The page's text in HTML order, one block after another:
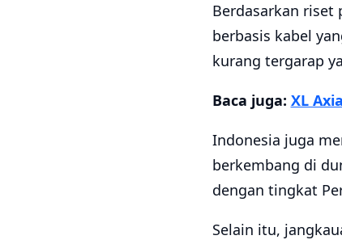
Berdasarkan riset
berbasis kabel
kurang tergarap
Baca juga: XL
Indonesia juga
berkembang di
dengan tingkat
Selain itu,